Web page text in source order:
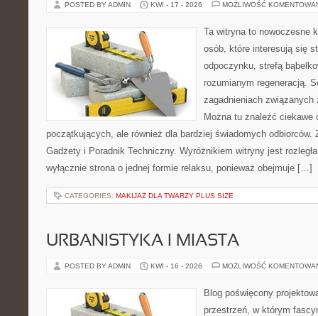
POSTED BY ADMIN KWI - 17 - 2026 MOŻLIWOŚĆ
Ta witryna to nowoczesne
osób, które interesują się
odpoczynku, strefą
rozumianym regeneracją.
zagadnieniach
Można tu znaleźć ciekawe
początkujących, ale również dla bardziej świadomych odbiorców.
Gadżety i Poradnik Techniczny. Wyróżnikiem witryny jest
wyłącznie strona o jednej formie relaksu, ponieważ obejmuje […]
CATEGORIES: MAKIJAŻ DLA TWARZY PLUS SIZE
URBANISTYKA I MIASTA
POSTED BY ADMIN KWI - 16 - 2026 MOŻLIWOŚĆ
Blog poświęcony
przestrzeń, w którym